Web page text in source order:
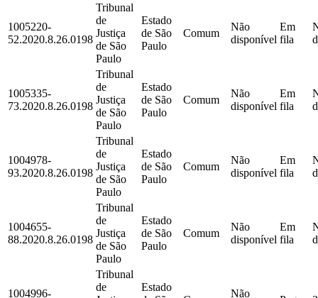
1005220-
52.2020.8.26.0198
Tribunal
de
Justiça
de São
Paulo
Estado
de São
Paulo
Comum
Não
disponível
Em
fila
1005335-
73.2020.8.26.0198
Tribunal
de
Justiça
de São
Paulo
Estado
de São
Paulo
Comum
Não
disponível
Em
fila
1004978-
93.2020.8.26.0198
Tribunal
de
Justiça
de São
Paulo
Estado
de São
Paulo
Comum
Não
disponível
Em
fila
1004655-
88.2020.8.26.0198
Tribunal
de
Justiça
de São
Paulo
Estado
de São
Paulo
Comum
Não
disponível
Em
fila
1004996-
Tribunal
de
Estado
Não